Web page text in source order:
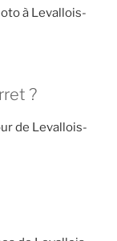
à Levallois-
?
de Levallois-